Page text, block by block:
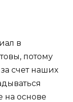
в
потому
за счет наших
на основе